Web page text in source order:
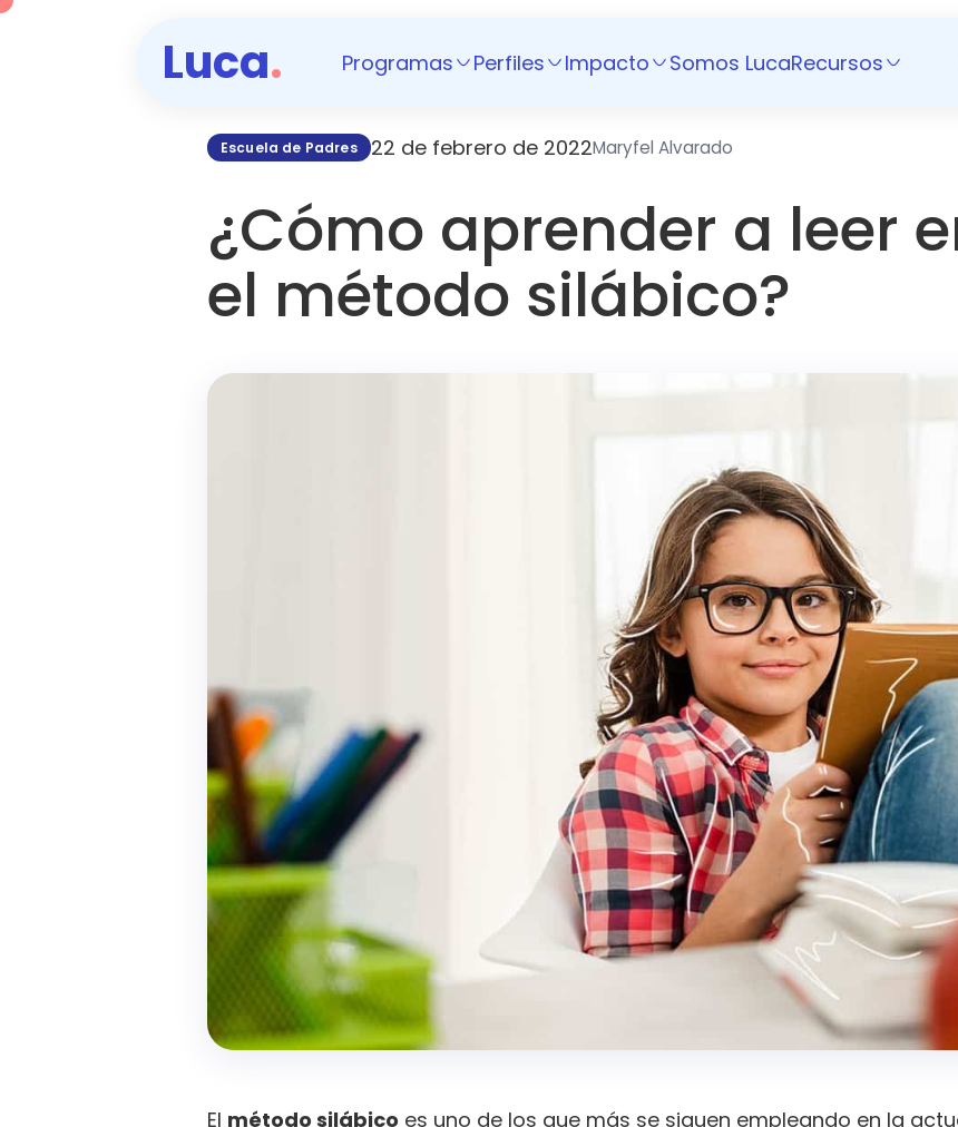
Luca. Programas Perfiles Impacto Somos LucaRecursos
Escuela de Padres 22 de febrero de 2022Maryfel Alvarado
¿Cómo aprender a leer
el método silábico?
El método silábico es uno de los que más se siguen empleando en la